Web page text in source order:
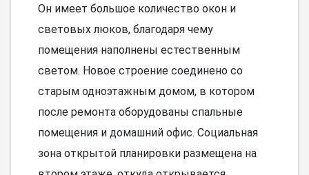
Он имеет большое количество окон и
световых люков, благодаря чему
помещения наполнены естественным
светом. Новое строение соединено со
старым одноэтажным домом, в котором
после ремонта оборудованы спальные
помещения и домашний офис. Социальная
зона открытой планировки размещена на